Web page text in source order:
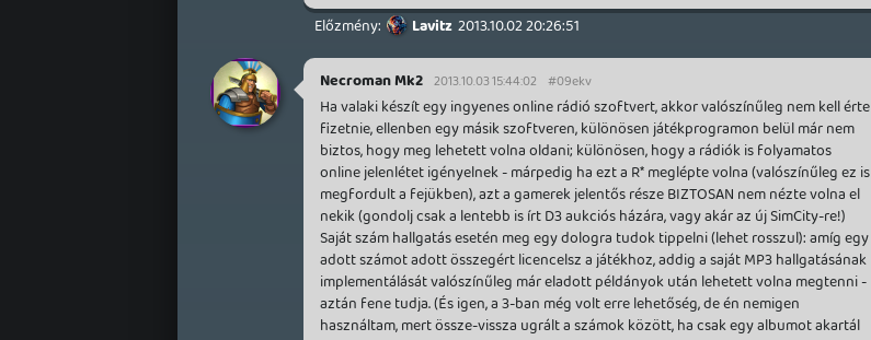
Lavitz 2013.10.02 20:26:51
Necroman Mk2 2013.10.03 15:44:02 #09ekv
Ha valaki készít egy ingyenes online rádió szoftvert, akkor valószínűleg nem kell érte
fizetnie, ellenben egy másik szoftveren, különösen játékprogramon belül már nem
biztos, hogy meg lehetett volna oldani; különösen, hogy a rádiók is folyamatos
online jelenlétet igényelnek - márpedig ha ezt a R* meglépte volna (valószínűleg ez is
megfordult a fejükben), azt a gamerek jelentős része BIZTOSAN nem nézte volna el
nekik (gondolj csak a lentebb is írt D3 aukciós házára, vagy akár az új SimCity-re!)
Saját szám hallgatás esetén meg egy dologra tudok tippelni (lehet rosszul): amíg egy
adott számot adott összegért licencelsz a játékhoz, addig a saját MP3 hallgatásának
implementálását valószínűleg már eladott példányok után lehetett volna megtenni -
aztán fene tudja. (És igen, a 3-ban még volt erre lehetőség, de én nemigen
használtam, mert össze-vissza ugrált a számok között, ha csak egy albumot akartál